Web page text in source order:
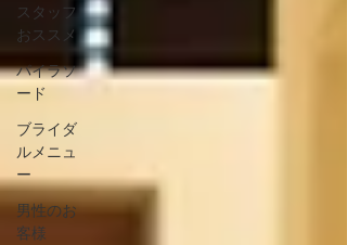
スタッフ
おススメ
パイラソ
ード
ブライダ
ルメニュ
ー
男性のお
客様